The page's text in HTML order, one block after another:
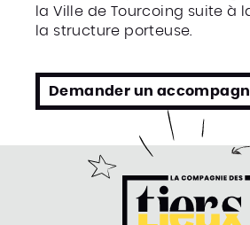
la Ville de Tourcoing suite à
la structure porteuse.
Demander un